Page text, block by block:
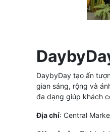
DaybyDay tạo ấn
gian sáng, rộng và
đa dạng giúp khách
Địa chỉ: Central